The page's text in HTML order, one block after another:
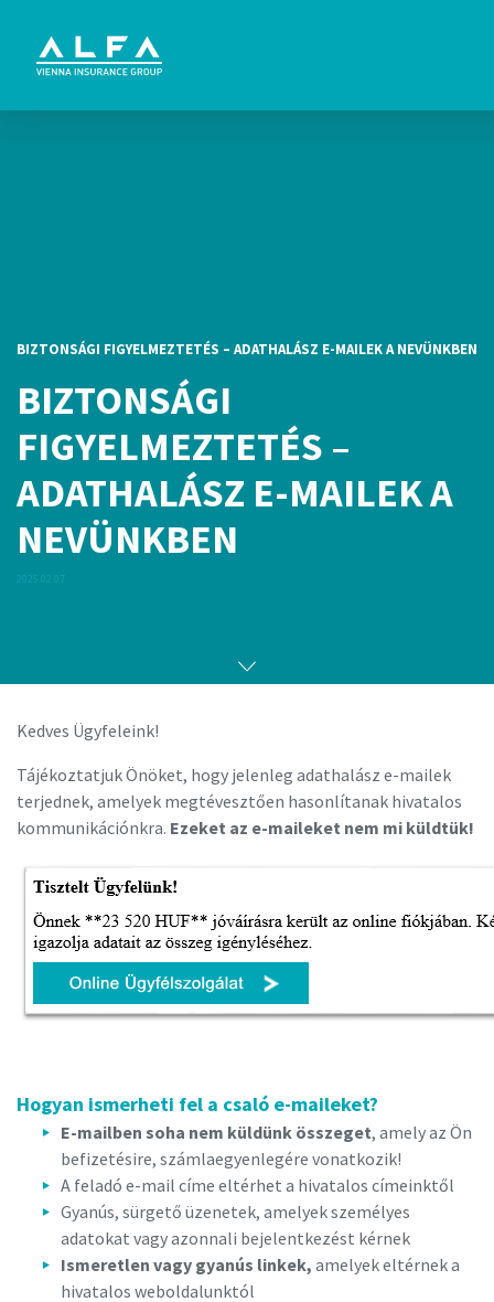
BIZTONSÁGI FIGYELMEZTETÉS – ADATHALÁSZ E-MAILEK A NEVÜNKBEN
BIZTONSÁGI
FIGYELMEZTETÉS –
ADATHALÁSZ E-MAILEK A
NEVÜNKBEN
2025.02.07.
Kedves Ügyfeleink!
Tájékoztatjuk Önöket, hogy jelenleg adathalász e-mailek
terjednek, amelyek megtévesztően hasonlítanak hivatalos
kommunikációnkra. Ezeket az e-maileket nem mi küldtük!
Hogyan ismerheti fel a csaló e-maileket?
E-mailben soha nem küldünk összeget, amely az Ön
befizetésire, számlaegyenlegére vonatkozik!
A feladó e-mail címe eltérhet a hivatalos címeinktől
Gyanús, sürgető üzenetek, amelyek személyes
adatokat vagy azonnali bejelentkezést kérnek
Ismeretlen vagy gyanús linkek, amelyek eltérnek a
hivatalos weboldalunktól